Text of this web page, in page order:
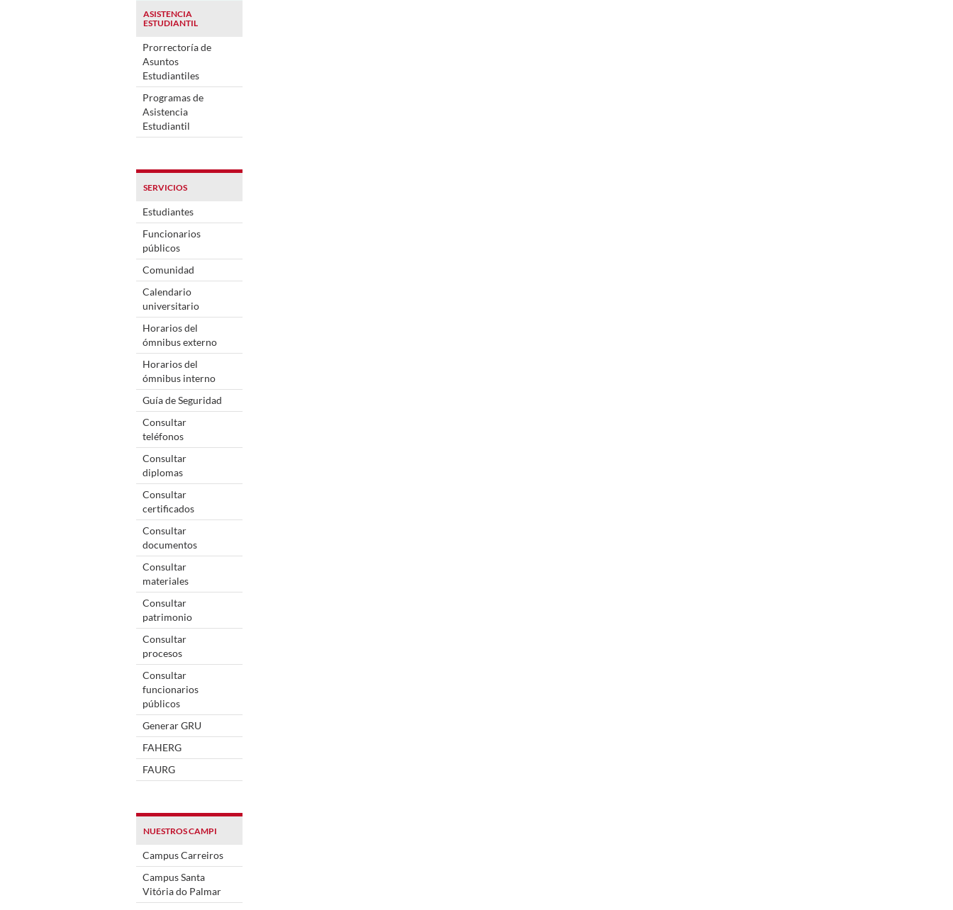
ASISTENCIA
ESTUDIANTIL
Prorrectoría de
Asuntos
Estudiantiles
Programas de
Asistencia
Estudiantil
SERVICIOS
Estudiantes
Funcionarios
públicos
Comunidad
Calendario
universitario
Horarios del
ómnibus externo
Horarios del
ómnibus interno
Guía de Seguridad
Consultar
teléfonos
Consultar
diplomas
Consultar
certificados
Consultar
documentos
Consultar
materiales
Consultar
patrimonio
Consultar
procesos
Consultar
funcionarios
públicos
Generar GRU
FAHERG
FAURG
NUESTROS CAMPI
Campus Carreiros
Campus Santa
Vitória do Palmar